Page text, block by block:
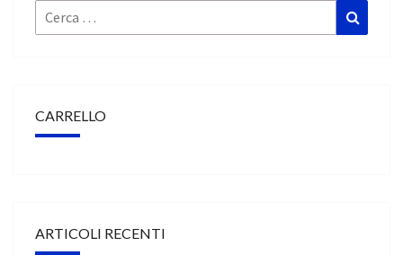
Cerca:
CARRELLO
ARTICOLI RECENTI